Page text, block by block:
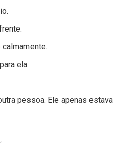
ela.
pessoa. Ele apenas estava